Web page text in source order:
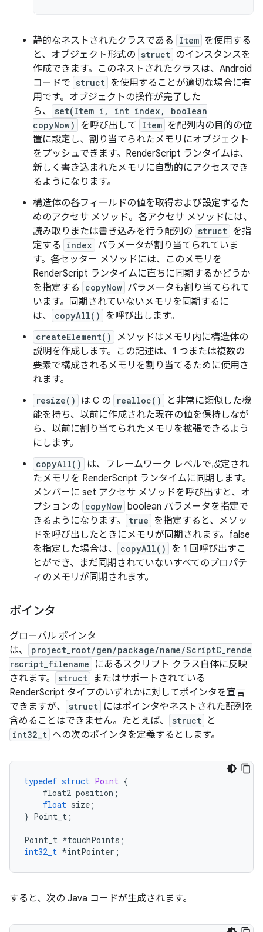
静的なネストされたクラスである Item を使用する
と、オブジェクト形式の struct のインスタンスを
作成できます。このネストされたクラスは、Android
コードで struct を使用することが適切な場合に有
用です。オブジェクトの操作が完了した
ら、
set(Item i, int index, boolean
copyNow)
を呼び出して Item を配列内の目的の位
置に設定し、割り当てられたメモリにオブジェクト
をプッシュできます。RenderScript ランタイムは、
新しく書き込まれたメモリに自動的にアクセスでき
るようになります。
構造体の各フィールドの値を取得および設定するた
めのアクセサ メソッド。各アクセサ メソッドには、
読み取りまたは書き込みを行う配列の struct を指
定する
index パラメータが割り当てられていま
す。各セッター メソッドには、このメモリを
RenderScript ランタイムに直ちに同期するかどうか
を指定する
copyNow パラメータも割り当てられて
います。同期されていないメモリを同期するに
は、
copyAll() を呼び出します。
createElement()
メソッドはメモリ内に構造体の
説明を作成します。この記述は、1 つまたは複数の
要素で構成されるメモリを割り当てるために使用さ
れます。
resize() は C の realloc()
と非常に類似した機
能を持ち、以前に作成された現在の値を保持しなが
ら、以前に割り当てられたメモリを拡張できるよう
にします。
copyAll()
は、フレームワーク レベルで設定され
たメモリを RenderScript ランタイムに同期します。
メンバーに set アクセサ メソッドを呼び出すと、オ
プションの copyNow boolean パラメータを指定で
きるようになります。
true を指定すると、メソッ
ドを呼び出したときにメモリが同期されます。false
を指定した場合は、
copyAll()
を 1 回呼び出すこ
とができ、まだ同期されていないすべてのプロパテ
ィのメモリが同期されます。
ポインタ
グローバル ポインタ
は、
project_root/gen/package/name/ScriptC_rende
rscript_filename
にあるスクリプト クラス自体に反映
されます。
struct
またはサポートされている
RenderScript タイプのいずれかに対してポインタを宣言
できますが、
struct にはポインタやネストされた配列を
含めることはできません。たとえば、
struct と
int32_t への次のポインタを定義するとします。
typedef struct Point {
float2 position ;
float size ;
} Point_t ;
Point_t *touchPoints ;
int32_t *intPointer ;
すると、次の Java コードが生成されます。